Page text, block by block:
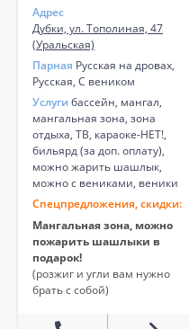
Адрес
Дубки, ул. Тополиная, 47
(Уральская)
Парная Русская на дровах,
Русская, С веником
Услуги бассейн, мангал,
мангальная зона, зона
отдыха, ТВ, караоке-НЕТ!,
бильярд (за доп. оплату),
можно жарить шашлык,
можно с вениками, веники
Спецпредложения, скидки:
Мангальная зона, можно
пожарить шашлыки в
подарок!
(розжиг и угли вам нужно
брать с собой)